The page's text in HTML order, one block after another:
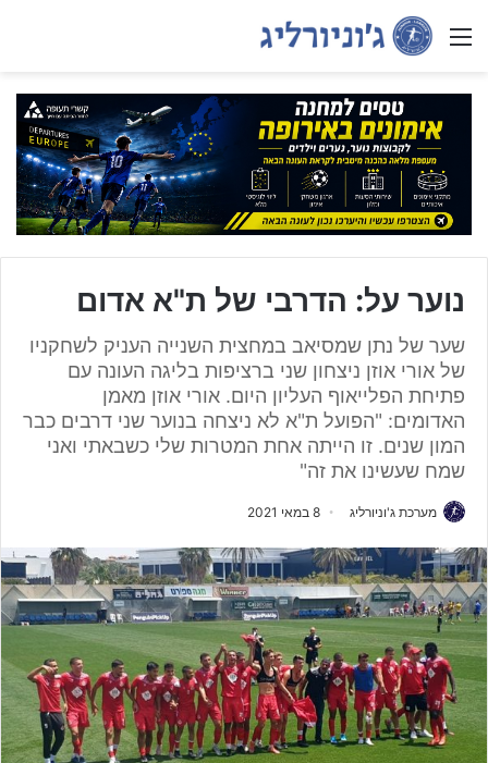
Menu
נוער על: הדרבי של ת"א אדום
שער של נתן שמסיאב במחצית השנייה העניק לשחקניו
של אורי אוזן ניצחון שני ברציפות בליגה העונה עם
פתיחת הפלייאוף העליון היום. אורי אוזן מאמן
האדומים: "הפועל ת"א לא ניצחה בנוער שני דרבים כבר
המון שנים. זו הייתה אחת המטרות שלי כשבאתי ואני
שמח שעשינו את זה"
מערכת ג'וניורליג 8 במאי 2021